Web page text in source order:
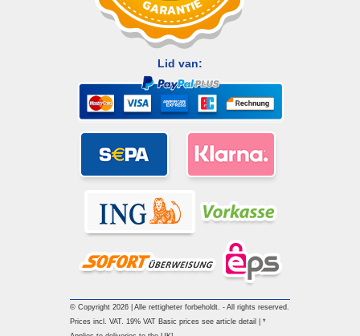
Lid van:
© Copyright 2026 | Alle rettigheter forbeholdt. - All rights reserved.
Prices incl. VAT. 19% VAT Basic prices see article detail | *